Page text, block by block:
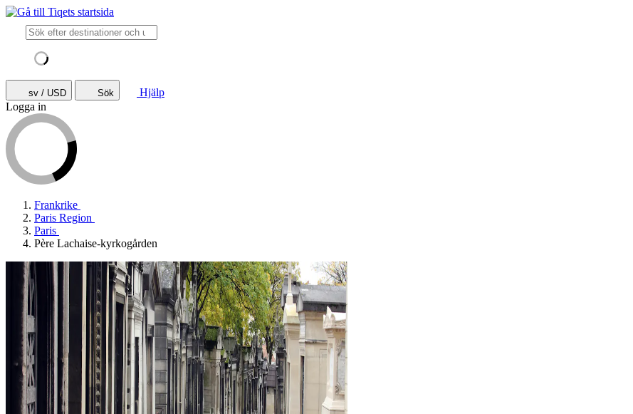
sv / USD Sök
Hjälp
Logga in
Frankrike
Paris Region
Paris
Père Lachaise-kyrkogården